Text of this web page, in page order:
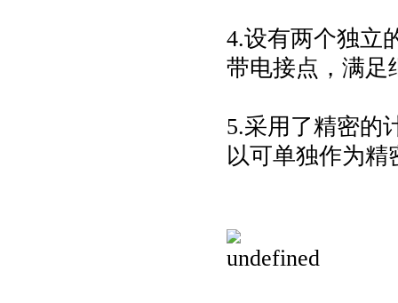
4.设有两个独立
带电接点，满足
5.采用了精密的
以可单独作为精